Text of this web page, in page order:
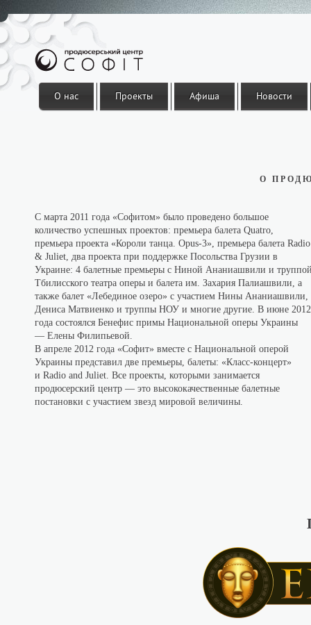
Перейти к основному содержанию
О нас Проекты Афиша Новости
О
С марта 2011 года «Софитом» было проведено большое
количество успешных проектов: премьера балета Quatro,
премьера проекта «Короли танца. Opus-3», премьера балета Radio
& Juliet, два проекта при поддержке Посольства Грузии в
Украине: 4 балетные премьеры с Ниной Ананиашвили и
Тбилисского театра оперы и балета им. Захария Палиашвили, а
также балет «Лебединое озеро» с участием Нины Ананиашвили,
Дениса Матвиенко и труппы НОУ и многие другие. В июне 2012
года состоялся Бенефис примы Национальной оперы Украины
— Елены Филипьевой.
В апреле 2012 года «Софит» вместе с Национальной оперой
Украины представил две премьеры, балеты: «Класс-концерт»
и Radio and Juliet. Все проекты, которыми занимается
продюсерский центр — это высококачественные балетные
постановки с участием звезд мировой величины.